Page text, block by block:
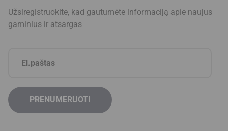
Užsiregistruokite, kad gautumėte informaciją apie naujus
gaminius ir atsargas